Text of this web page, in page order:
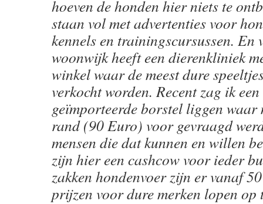
hoeven de honden hier niets te
staan vol met advertenties voor
kennels en trainingscursussen. En
woonwijk heeft een dierenkliniek
winkel waar de meest dure
verkocht worden. Recent zag ik
geïmporteerde borstel liggen waar
rand (90 Euro) voor gevraagd
mensen die dat kunnen en willen
zijn hier een cashcow voor ieder
zakken hondenvoer zijn er vanaf
prijzen voor dure merken lopen op